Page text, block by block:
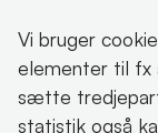
Oplev Lejre
Vi bruger
elementer til fx
sætte
statistik også